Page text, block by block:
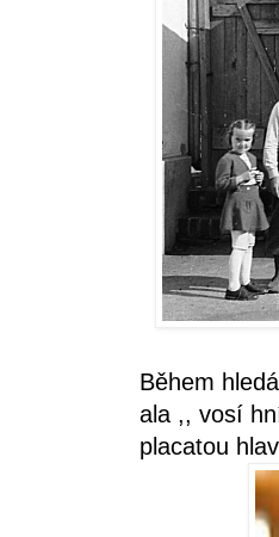
Během
ala ,, vosí
placatou